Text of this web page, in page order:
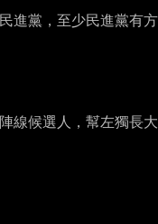
進黨，至少民進黨有方
線候選人，幫左獨長大